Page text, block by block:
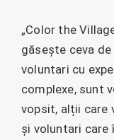
„Color the
găsește ceva
voluntari cu
complexe, sunt
vopsit, alții care
și voluntari care